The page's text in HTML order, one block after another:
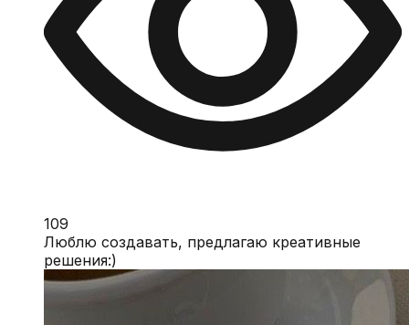
109
Люблю создавать, предлагаю креативные
решения:)